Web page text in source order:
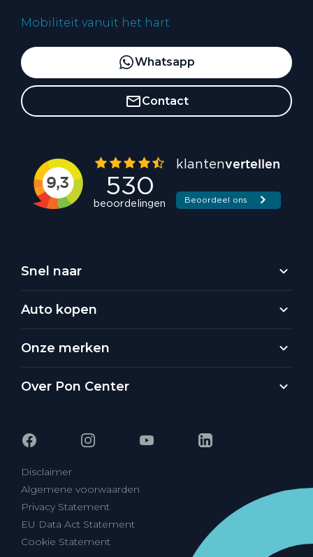
Mobiliteit vanuit het hart
Whatsapp
Contact
Snel naar
Auto kopen
Onze merken
Over Pon Center
Disclaimer
Algemene voorwaarden
Privacy Statement
EU Data Act Statement
Cookie Statement